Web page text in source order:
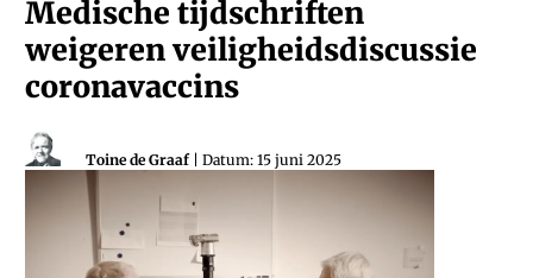
Medische tijdschriften
weigeren veiligheidsdiscussie
coronavaccins
Toine de Graaf| Datum: 15 juni 2025